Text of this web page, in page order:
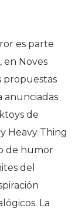
es parte
Noves
propuestas
anunciadas
de
Heavy Thing
de humor
del
La